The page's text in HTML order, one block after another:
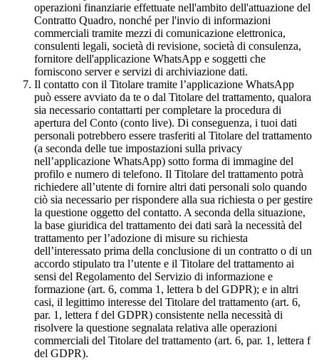
operazioni finanziarie effettuate nell'ambito dell'attuazione del
Contratto Quadro, nonché per l'invio di informazioni
commerciali tramite mezzi di comunicazione elettronica,
consulenti legali, società di revisione, società di consulenza,
fornitore dell'applicazione WhatsApp e soggetti che
forniscono server e servizi di archiviazione dati.
Il contatto con il Titolare tramite l’applicazione WhatsApp
può essere avviato da te o dal Titolare del trattamento, qualora
sia necessario contattarti per completare la procedura di
apertura del Conto (conto live). Di conseguenza, i tuoi dati
personali potrebbero essere trasferiti al Titolare del trattamento
(a seconda delle tue impostazioni sulla privacy
nell’applicazione WhatsApp) sotto forma di immagine del
profilo e numero di telefono. Il Titolare del trattamento potrà
richiedere all’utente di fornire altri dati personali solo quando
ciò sia necessario per rispondere alla sua richiesta o per gestire
la questione oggetto del contatto. A seconda della situazione,
la base giuridica del trattamento dei dati sarà la necessità del
trattamento per l’adozione di misure su richiesta
dell’interessato prima della conclusione di un contratto o di un
accordo stipulato tra l’utente e il Titolare del trattamento ai
sensi del Regolamento del Servizio di informazione e
formazione (art. 6, comma 1, lettera b del GDPR); e in altri
casi, il legittimo interesse del Titolare del trattamento (art. 6,
par. 1, lettera f del GDPR) consistente nella necessità di
risolvere la questione segnalata relativa alle operazioni
commerciali del Titolare del trattamento (art. 6, par. 1, lettera f
del GDPR).